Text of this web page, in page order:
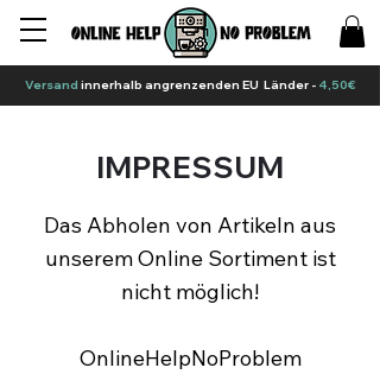
Versand innerhalb angrenzenden EU Länder -4,50€
IMPRESSUM
Das Abholen von Artikeln aus
unserem Online Sortiment ist
nicht möglich!
OnlineHelpNoProblem